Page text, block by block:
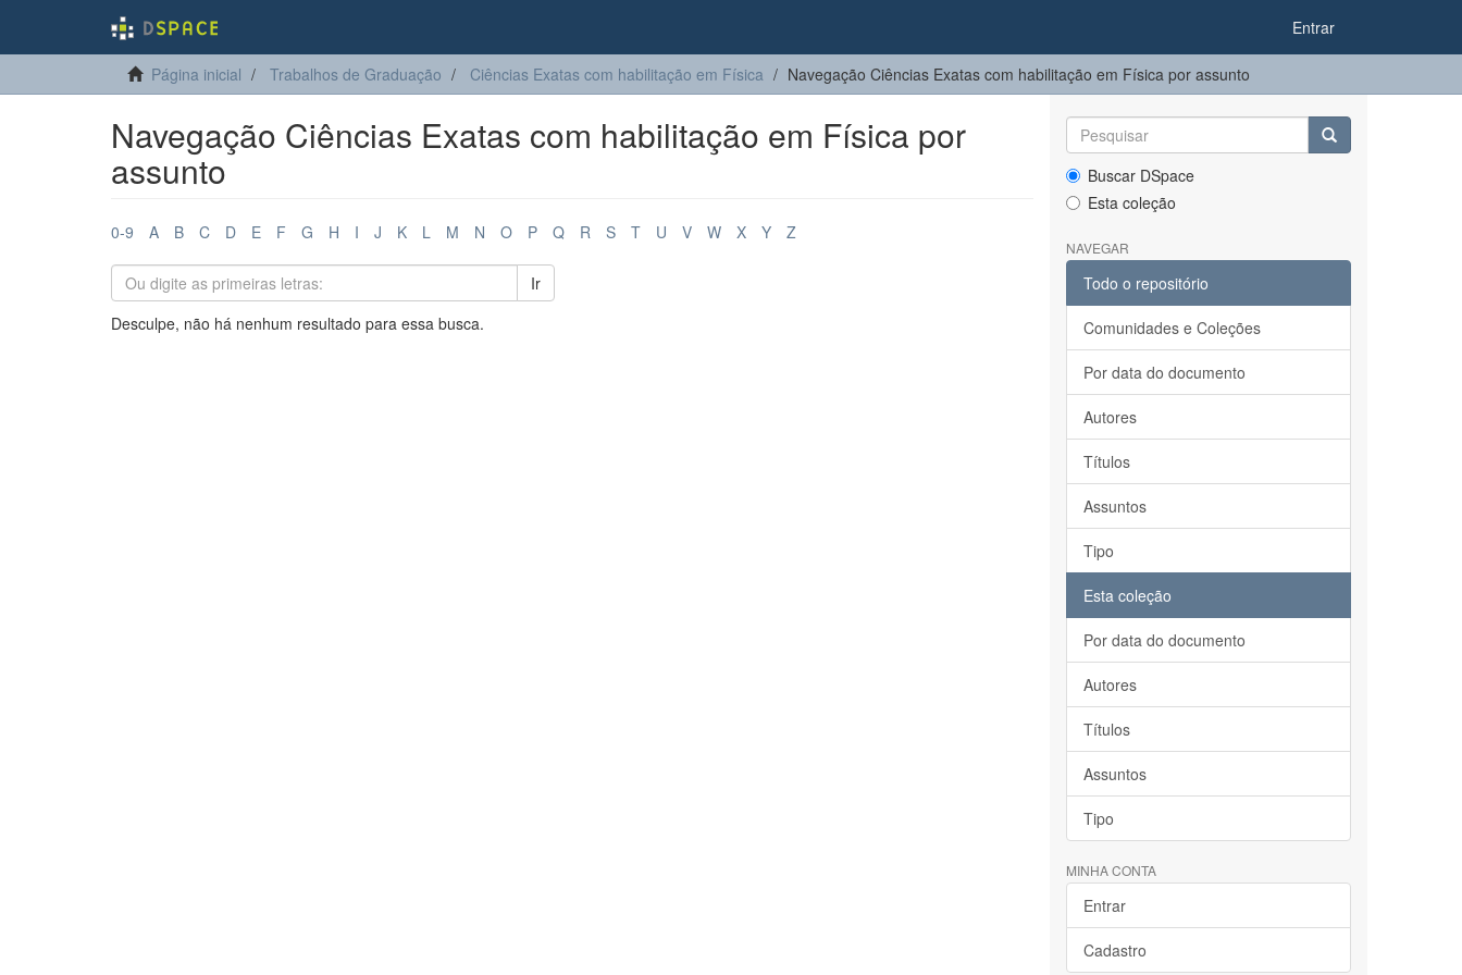
Entrar
Página inicial Trabalhos de Graduação Ciências Exatas com habilitação em Física Navegação Ciências Exatas com habilitação em Física por assunto
Navegação Ciências Exatas com habilitação em Física por
assunto
0-9 A B C D E F G H I J K L M N O P Q R S T U V W X Y Z
Ir
Desculpe, não há nenhum resultado para essa busca.
Buscar DSpace
Esta coleção
NAVEGAR
Todo o repositório
Comunidades e Coleções
Por data do documento
Autores
Títulos
Assuntos
Tipo
Esta coleção
Por data do documento
Autores
Títulos
Assuntos
Tipo
MINHA CONTA
Entrar
Cadastro